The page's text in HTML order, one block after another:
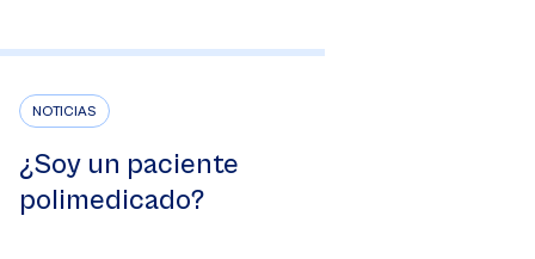
NOTICIAS
¿Soy un paciente
polimedicado?